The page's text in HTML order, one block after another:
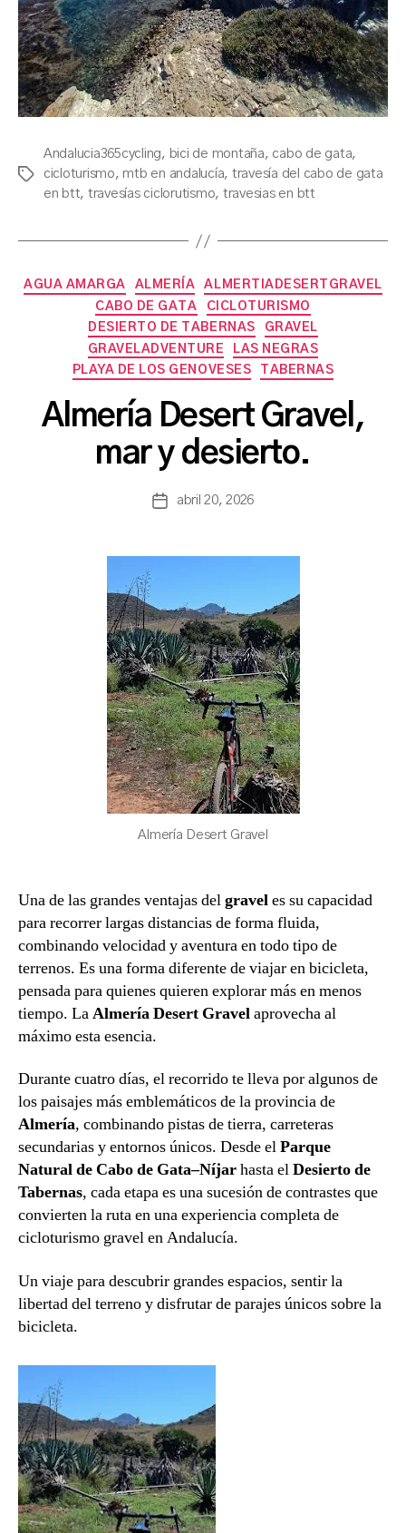
Etiquetas
Andalucia365cycling, bici de montaña, cabo de gata,
cicloturismo, mtb en andalucía, travesía del cabo de gata
en btt, travesías ciclorutismo, travesias en btt
Categorías
AGUA AMARGA ALMERÍA
ALMERTIADESERTGRAVEL
CABO DE GATA
CICLOTURISMO
DESIERTO DE TABERNAS
GRAVEL
GRAVELADVENTURE
LAS NEGRAS
PLAYA DE LOS GENOVESES
TABERNAS
Almería Desert Gravel,
mar y desierto.
Autor
o
r
a
Fecha
entrada
abril 20, 2026
Almería Desert Gravel
Una de las grandes ventajas delgraveles su capacidad
para recorrer largas distancias de forma fluida,
combinando velocidad y aventura en todo tipo de
terrenos. Es una forma diferente de viajar en bicicleta,
pensada para quienes quieren explorar más en menos
tiempo. LaAlmería Desert Gravelaprovecha al
máximo esta esencia.
Durante cuatro días, el recorrido te lleva por algunos de
los paisajes más emblemáticos de la provincia de
Almería, combinando pistas de tierra, carreteras
secundarias y entornos únicos. Desde elParque
Natural de Cabo de Gata–Níjarhasta elDesierto de
Tabernas, cada etapa es una sucesión de contrastes que
convierten la ruta en una experiencia completa de
cicloturismo gravel en Andalucía.
Un viaje para descubrir grandes espacios, sentir la
libertad del terreno y disfrutar de parajes únicos sobre la
bicicleta.